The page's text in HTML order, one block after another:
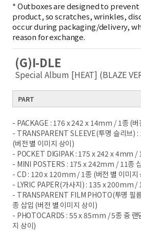
*Outboxes are designed to
product, so scratches, wrinkles,
occur during packaging/delivery,
reason for exchange.
(G)I-DLE
Special Album [HEAT] (BLAZE
PART
- PACKAGE : 176 x 242 x 14mm / 1종 (버
- TRANSPARENT SLEEVE(투명 슬리브)
(버전 별 이미지 상이)
- POCKET DIGIPAK : 175 x 242 x 4mm /
- MINI POSTERS : 175 x 242mm / 11종
- CD : 120 x 120mm / 1종 (버전 별 이미지
- LYRIC PAPER(가사지) : 135 x 200mm /
- TRANSPARENT FILM PHOTO(투명 필
종 삽입 (버전 별 이미지 상이)
- PHOTOCARDS : 55 x 85mm / 5종 중 랜
지 상이)